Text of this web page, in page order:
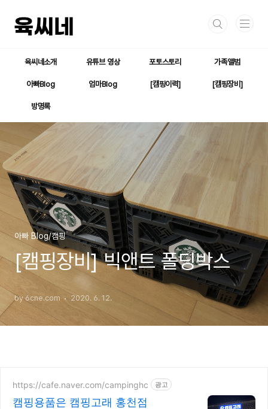
육씨네소개 유튜브 영상 포토스토리 가족앨범
아빠Blog 엄마Blog [캠핑이력] [캠핑장비]
방명록
아빠 Blog/캠핑
[캠핑장비] 빅앤트 폴딩박스
by 6cne.com 2020. 6. 12.
https://cafe.naver.com/campinghc 광고
캠핑용품은 캠핑고래 홍천점